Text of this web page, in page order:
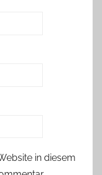
in diesem